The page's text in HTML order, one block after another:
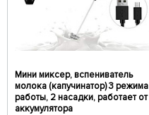
Мини миксер, вспениватель
молока (капучинатор) 3 режима
работы, 2 насадки, работает от
аккумулятора